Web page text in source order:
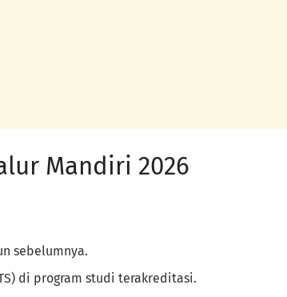
Mandiri 2026
sebelumnya.
di program studi terakreditasi.